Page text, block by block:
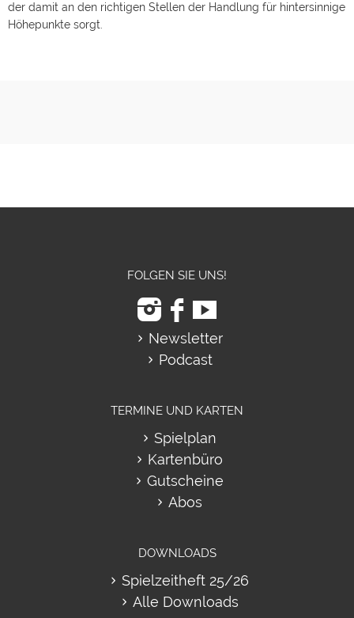
der damit an den richtigen Stellen der Handlung für hintersinnige
Höhepunkte sorgt.
FOLGEN SIE UNS!
Newsletter
Podcast
TERMINE UND KARTEN
Spielplan
Kartenbüro
Gutscheine
Abos
DOWNLOADS
Spielzeitheft 25/26
Alle Downloads